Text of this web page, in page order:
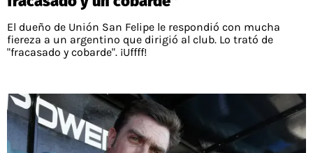
El dueño de Unión San Felipe le respondió con mucha
fiereza a un argentino que dirigió al club. Lo trató de
"fracasado y cobarde". ¡Uffff!